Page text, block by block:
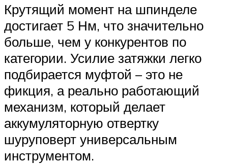
Крутящий момент на шпинделе
достигает 5 Нм, что значительно
больше, чем у конкурентов по
категории. Усилие затяжки легко
подбирается муфтой – это не
фикция, а реально работающий
механизм, который делает
аккумуляторную отвертку
шуруповерт универсальным
инструментом.